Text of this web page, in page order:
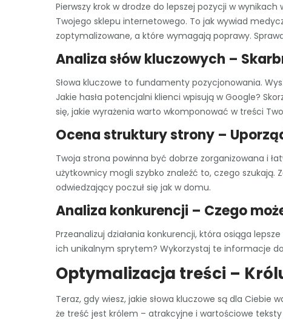
Pierwszy krok w drodze do lepszej pozycji w
Twojego sklepu internetowego. To jak wywiad
zoptymalizowane, a które wymagają poprawy.
Analiza słów kluczowych –
Słowa kluczowe to fundamenty pozycjonowania.
Jakie hasła potencjalni klienci wpisują w Google?
się, jakie wyrażenia warto wkomponować w treści
Ocena struktury strony –
Twoja strona powinna być dobrze zorganizowana i
użytkownicy mogli szybko znaleźć to, czego
odwiedzający poczuł się jak w domu.
Analiza konkurencji – Czego
Przeanalizuj działania konkurencji, która osiąga
ich unikalnym sprytem? Wykorzystaj te informacje
Optymalizacja treści –
Teraz, gdy wiesz, jakie słowa kluczowe są dla
że treść jest królem – atrakcyjne i wartościowe